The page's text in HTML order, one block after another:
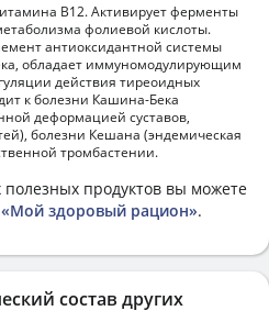
В12. Активирует ферменты
фолиевой кислоты.
антиоксидантной системы
обладает иммуномодулирующим
действия тиреоидных
к болезни Кашина-Бека
деформацией суставов,
болезни Кешана (эндемическая
тромбастении.
продуктов вы можете
«Мой здоровый рацион».
состав других